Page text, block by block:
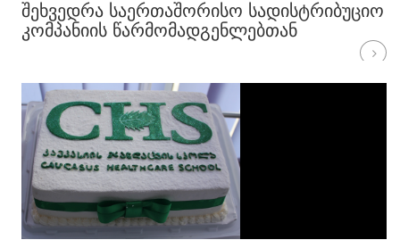
ᲨᲔᲮᲕᲔᲓᲠᲐ ᲡᲐᲔᲠᲗᲐᲨᲝᲠᲘᲡᲝ ᲡᲐᲓᲘᲡᲢᲠᲘᲑᲣᲪᲘᲝ
ᲙᲝᲛᲞᲐᲜᲘᲘᲡ ᲬᲐᲠᲛᲝᲛᲐᲓᲒᲔᲜᲚᲔᲑᲗᲐᲜ